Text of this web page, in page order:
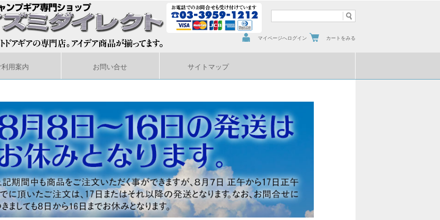
マイページへログイン カートをみる
利用案内 お問い合せ サイトマップ